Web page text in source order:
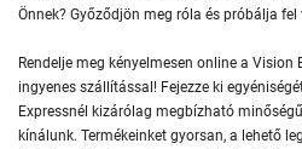
Önnek? Győződjön meg róla és próbálja
Rendelje meg kényelmesen online a Vision
ingyenes szállítással! Fejezze ki
Expressnél kizárólag megbízható
kínálunk. Termékeinket gyorsan, a lehető